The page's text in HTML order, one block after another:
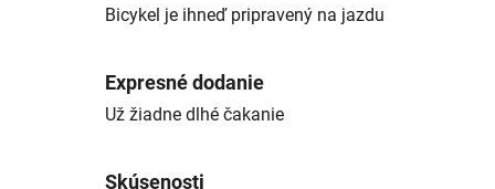
Bicykel je ihneď pripravený na jazdu
Expresné dodanie
Už žiadne dlhé čakanie
Skúsenosti